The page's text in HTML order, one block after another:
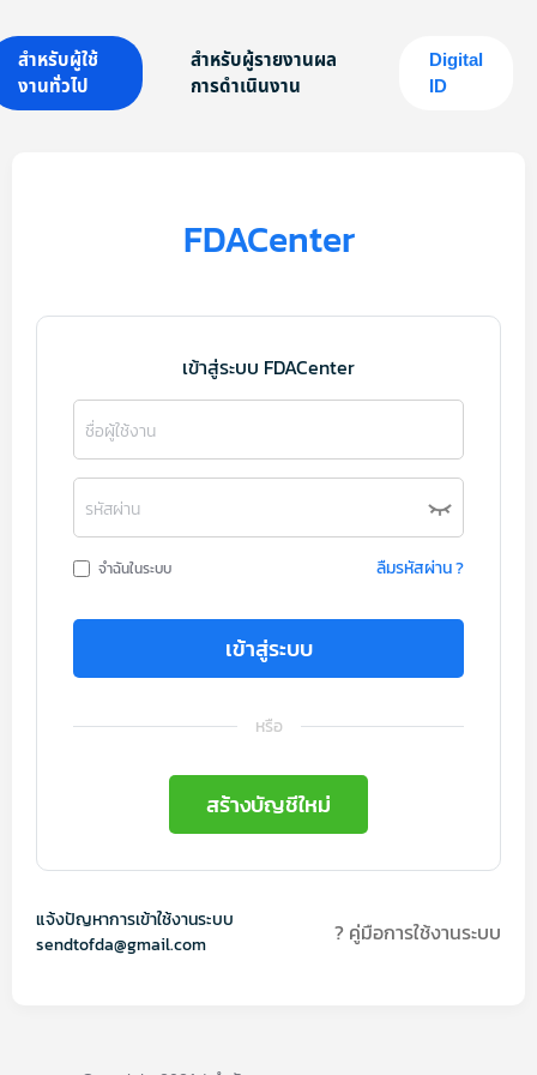
สำหรับผู้ใช้
งานทั่วไป
สำหรับผู้รายงานผล
การดำเนินงาน
Digital
ID
FDACenter
เข้าสู่ระบบ FDACenter
ชื่อผู้ใช้งาน
รหัสผ่าน
จำฉันในระบบ ลืมรหัสผ่าน ?
เข้าสู่ระบบ
หรือ
สร้างบัญชีใหม่
แจ้งปัญหาการเข้าใช้งานระบบ
sendtofda@gmail.com
? คู่มือการใช้งานระบบ